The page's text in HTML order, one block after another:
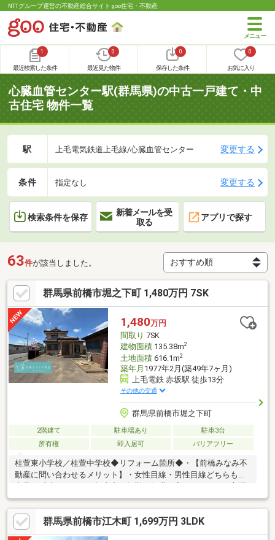
NTTグループ運営の不動産総合サイト goo住宅・不動産
1
最近検索した条件
0
最近見た物件
0
保存した条件
0
お気に入り
心臓血管センター駅(群馬県)の中古一戸建て・中
古住宅 物件一覧
駅 上毛電気鉄道上毛線/心臓血管センター 変更する
条件 指定なし 変更する
検索条件を保存
新着メールを受
取る
アプリで探す
63件が該当しました。
群馬県前橋市堀之下町 1,480万円 7SK
1,480万円
間取り 7SK
建物面積135.38m2
土地面積616.1m2
築年月 1977年2月(築49年7ヶ月)
上毛電鉄 赤坂駅 徒歩13分
その他の交通
群馬県前橋市堀之下町
2階建て 駐車場あり
駐車3台
所有権
即入居可 バリアフリー
桂萱東小学校／桂萱中学校◆リフォーム箇所◆・【前橋みなみ不
動産に問い合わせるメリット】・女性目線・男性目線どちらもの
なし◎・少数精鋭だから個人情報が多くの人に知られる心配なし
◎・私たちはお客様への無理な営業活動を嫌います。（期待以上
のサービスを提供できるようには心掛けております！）
群馬県前橋市江木町 1,699万円 3LDK